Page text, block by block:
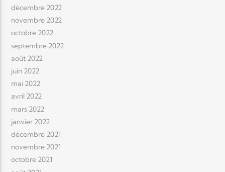
décembre 2022
novembre 2022
octobre 2022
septembre 2022
août 2022
juin 2022
mai 2022
avril 2022
mars 2022
janvier 2022
décembre 2021
novembre 2021
octobre 2021